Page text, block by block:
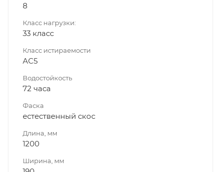
8
Класс нагрузки:
33 класс
Класс истираемости
AC5
Водостойкость
72 часа
Фаска
естественный скос
Длина, мм
1200
Ширина, мм